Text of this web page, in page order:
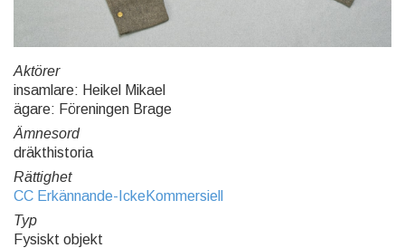
Aktörer
insamlare: Heikel Mikael
ägare: Föreningen Brage
Ämnesord
dräkthistoria
Rättighet
CC Erkännande-IckeKommersiell
Typ
Fysiskt objekt